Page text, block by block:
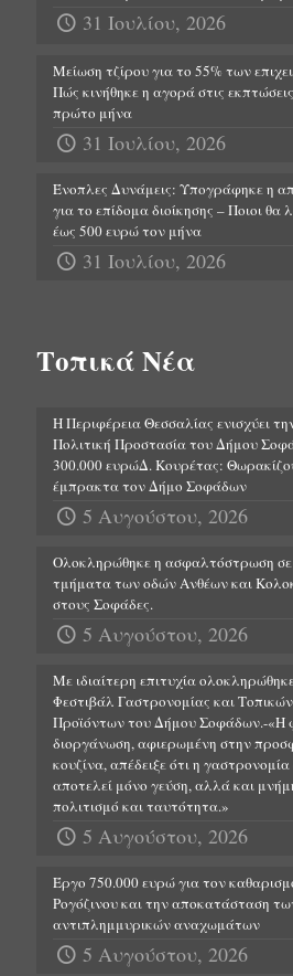
31 Ιουλίου, 2026
Μείωση τζίρου για το 55% των
Πώς κινήθηκε η αγορά στις
πρώτο μήνα
31 Ιουλίου, 2026
Ένοπλες Δυνάμεις: Υπογράφηκε η
για το επίδομα διοίκησης – Ποιοι θα
έως 500 ευρώ τον μήνα
31 Ιουλίου, 2026
Τοπικά Νέα
Η Περιφέρεια Θεσσαλίας ενισχύει
Πολιτική Προστασία του Δήμου
300.000 ευρώΔ. Κουρέτας:
έμπρακτα τον Δήμο Σοφάδων
5 Αυγούστου, 2026
Ολοκληρώθηκε η ασφαλτόστρωση σε
τμήματα των οδών Ανθέων και
στους Σοφάδες.
5 Αυγούστου, 2026
Με ιδιαίτερη επιτυχία
Φεστιβάλ Γαστρονομίας και Τοπικών
Προϊόντων του Δήμου Σοφάδων.-«Η
διοργάνωση, αφιερωμένη στην
κουζίνα, απέδειξε ότι η
αποτελεί μόνο γεύση, αλλά και
πολιτισμό και ταυτότητα.»
5 Αυγούστου, 2026
Έργο 750.000 ευρώ για τον
Ρογόζινου και την αποκατάσταση
αντιπλημμυρικών αναχωμάτων
5 Αυγούστου, 2026